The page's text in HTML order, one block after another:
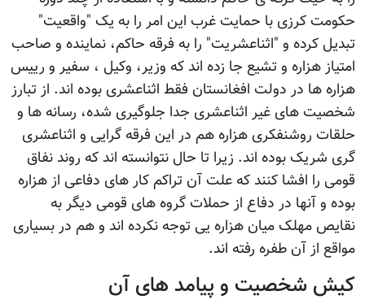
حکومت کرزی با حمایت غرب این امر را به یک "واقعیت"
تبدیل کرده و "اثناعشریت" را به فرقه حاکم، نماینده و صاحب
امتیاز هزاره و تشیع جا زده اند که وزیر، وکیل ، سفیر و رییس
هزاره ها در دولت افغانستان فقط اثناعشری بوده اند. از تبارز
شخصیت های غیر اثناعشری جدا جلوگیری شده، رسانه ها و
حلقات روشنفکری هزاره هم در این فرقه گرایی و اثناعشری
گری شریک بوده اند. زیرا تا حال نتوانسته اند که روند نفاق
قومی را افشا کنند که علت آن تراکم کار های دفاعی از هزاره
بوده و آنها در دفاع از حملات گروه های قومی دیگر به
نقایص مهلک میان هزاره یی توجه نکرده اند و هم در بسیاری
مواقع از آن طفره رفته اند.
کیش شخصیت و پیامد های آن